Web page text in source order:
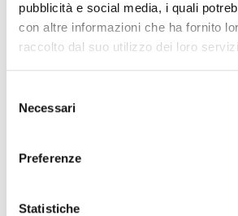
pubblicità e social media, i quali
con altre informazioni che ha fornito
raccolto dal suo utilizzo dei loro
delNecessari
Preferenze
Statistiche
SAPORI DEL PARCO
STORIA E TRADIZIONI